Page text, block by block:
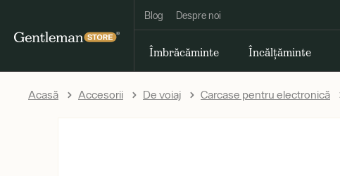
Blog Despre noi
Îmbrăcăminte Încălțăminte
Acasă Accesorii De voiaj Carcase pentru electronică